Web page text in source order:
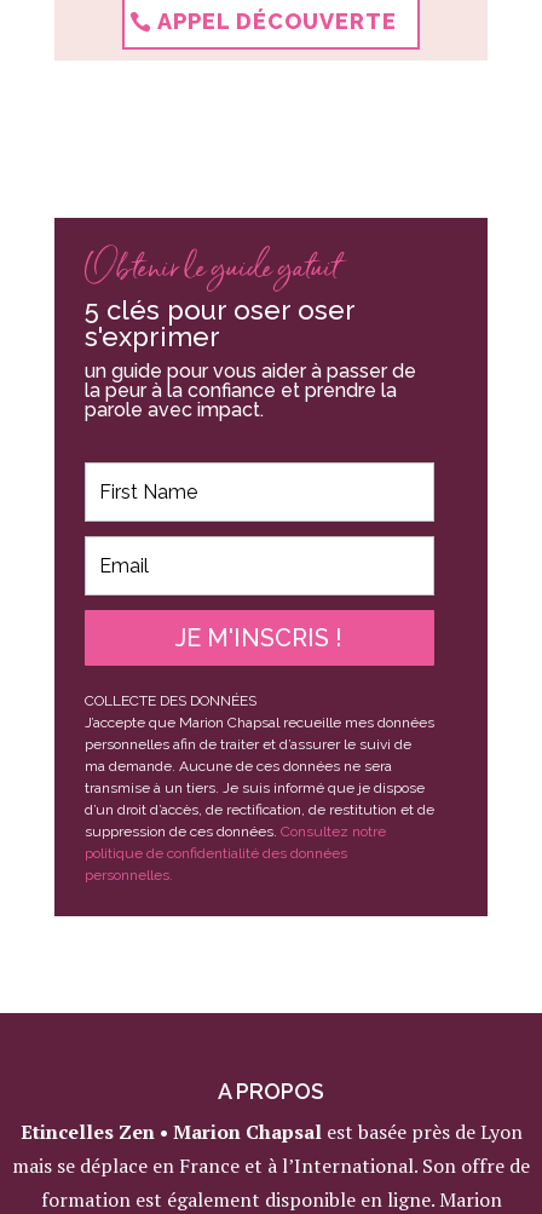
APPEL DÉCOUVERTE
Obtenir le guide gatuit
5 clés pour oser oser
s'exprimer
un guide pour vous aider à passer de
la peur à la confiance et prendre la
parole avec impact.
JE M'INSCRIS !
COLLECTE DES DONNÉES
J’accepte que Marion Chapsal recueille mes données
personnelles afin de traiter et d’assurer le suivi de
ma demande. Aucune de ces données ne sera
transmise à un tiers. Je suis informé que je dispose
d’un droit d’accès, de rectification, de restitution et de
suppression de ces données. Consultez notre
politique de confidentialité des données
personnelles.
A PROPOS
Etincelles Zen • Marion Chapsalest basée près de Lyon
mais se déplace en France et à l’International. Son offre de
formation est également disponible en ligne. Marion